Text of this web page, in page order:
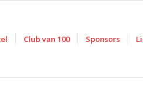
Club van 100 Sponsors